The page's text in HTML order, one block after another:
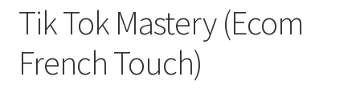
Tik Tok Mastery (Ecom
French Touch)